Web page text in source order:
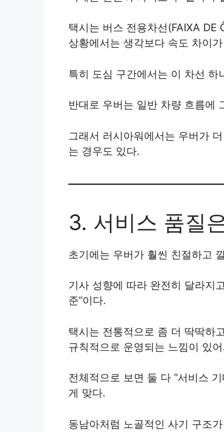
택시는 버스 전용차선(FAIXA
상황에서는 생각보다 속도 차이
특히 도심 구간에서는 이 차선
반대로 우버는 일반 차량 흐름에
그래서 러시아워에서는 우버가
는 경우도 있다.
3. 서비스 품질
초기에는 우버가 훨씬 친절하고
기사 성향에 따라 완전히 달라지
준”이다.
택시는 전통적으로 좀 더 딱딱하
규칙적으로 운영되는 느낌이 있
전체적으로 보면 둘 다 “서비스
게 맞다.
동남아처럼 노골적인 사기 구조